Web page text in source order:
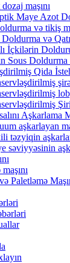
maşını
Maye Azot
və tikiş
və
İçkilərin
Sous Doldurma
Qida
Aşkarlama
aşkarlayan
təzyiqin
səviyyəsinin
Paletləmə